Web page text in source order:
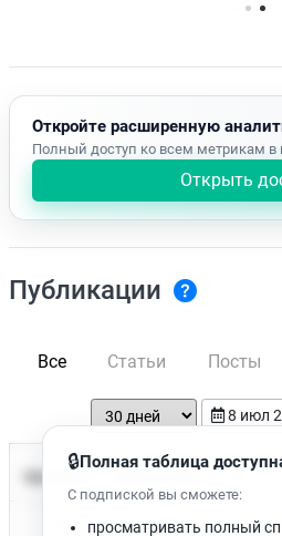
Нет доступных
Откройте расширенную
Полный доступ ко всем метрикам в
Открыть
Публикации
Все Статьи Посты
8 июл
Нет доступных публикаций.
🔒Полная таблица
С подпиской вы сможете:
просматривать полный